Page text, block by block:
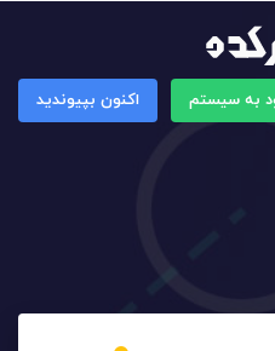
به سیستم اکنون بپیوندید